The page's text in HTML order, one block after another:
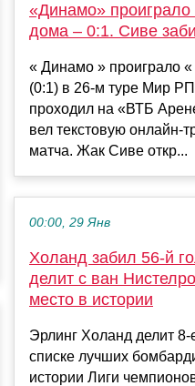
«Динамо» проиграло
дома – 0:1. Сиве
« Динамо » проиграло
(0:1) в 26-м туре Мир
проходил на «ВТБ
вел текстовую онлайн-
матча. Жак Сиве откр...
00:00, 29 Янв
Холанд забил 56-й
делит с ван
место в истории
Эрлинг Холанд делит 8-
списке лучших
истории Лиги